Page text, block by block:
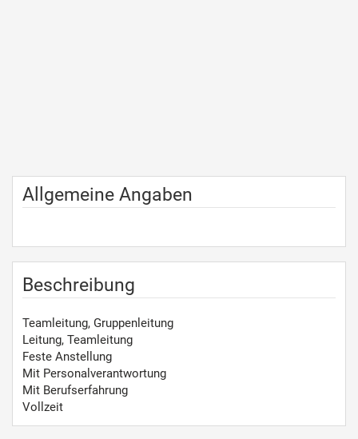
Allgemeine Angaben
Beschreibung
Teamleitung, Gruppenleitung
Leitung, Teamleitung
Feste Anstellung
Mit Personalverantwortung
Mit Berufserfahrung
Vollzeit